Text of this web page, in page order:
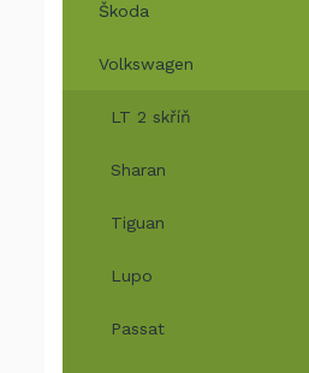
Škoda
Volkswagen
LT 2 skříň
Sharan
Tiguan
Lupo
Passat